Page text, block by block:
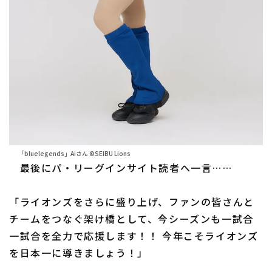
「bluelegends」Aiさん ©SEIBU Lions
最後にパ・リーグインサイト読者へ一言……
「ライオンズをさらに盛り上げ、ファンの皆さんと
チームをつなぐ架け橋として、今シーズンも一試合
一試合を全力で応援します！！ 今年こそライオンズ
を日本一に導きましょう！」